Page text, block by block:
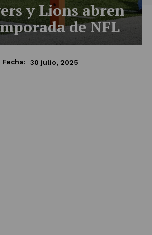
y Lions abren
de NFL
Fecha: 30 julio, 2025